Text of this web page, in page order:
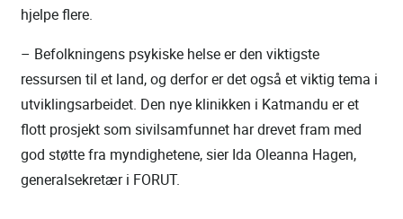
hjelpe flere.
– Befolkningens psykiske helse er den viktigste
ressursen til et land, og derfor er det også et viktig tema i
utviklingsarbeidet. Den nye klinikken i Katmandu er et
flott prosjekt som sivilsamfunnet har drevet fram med
god støtte fra myndighetene, sier Ida Oleanna Hagen,
generalsekretær i FORUT.